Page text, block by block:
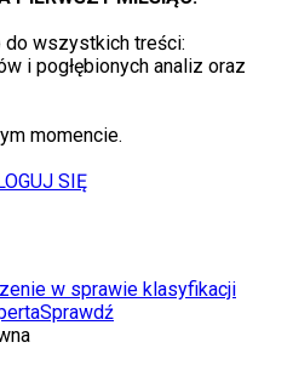
wszystkich treści:
i pogłębionych analiz oraz
momencie.
SIĘ
w sprawie klasyfikacji
Sprawdź